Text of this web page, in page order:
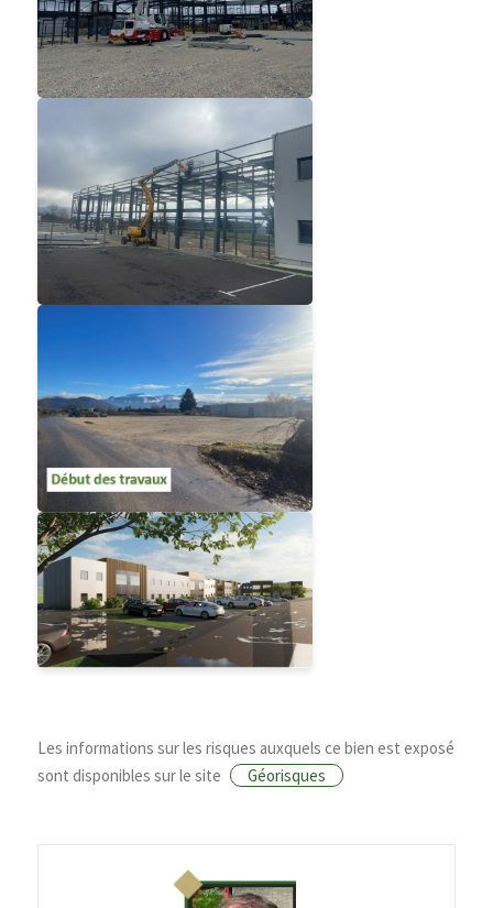
Les informations sur les risques auxquels ce bien est exposé
sont disponibles sur le site
Géorisques